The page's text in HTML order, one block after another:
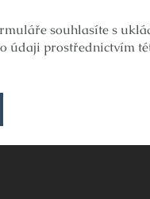
souhlasíte s
údaji prostřednictvím